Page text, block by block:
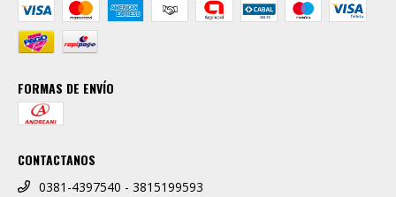
FORMAS DE ENVÍO
CONTACTANOS
0381-4397540 - 3815199593